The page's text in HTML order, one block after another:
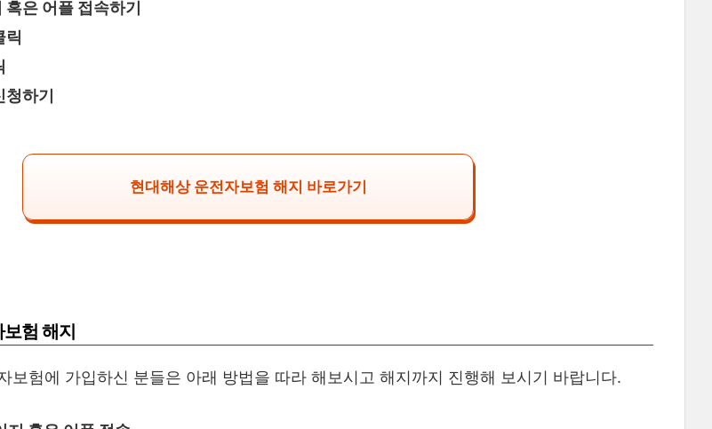
은 어플 접속하기
릭
하기
현대해상 운전자보험 해지 바로가기
험 해지
보험에 가입하신 분들은 아래 방법을 따라 해보시고 해지까지 진행해 보시기 바랍니다.